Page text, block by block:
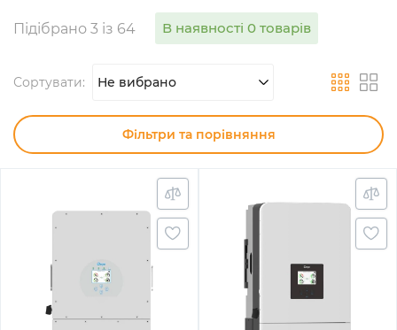
Підібрано 3 із 64 В наявності 0 товарів
Сортувати: Не вибрано
Фільтри та порівняння